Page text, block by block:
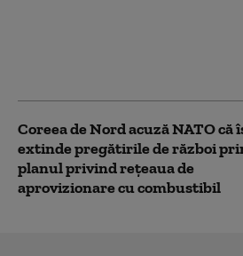
Coreea de Nord acuză NATO că
extinde pregătirile de război
planul privind rețeaua de
aprovizionare cu combustibil